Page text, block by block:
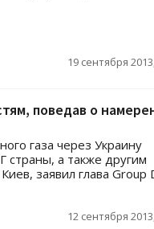
19 сентября
поведав о
газа через Украину
страны, а также другим
заявил глава Group
12 сентября